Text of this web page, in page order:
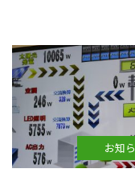
お知